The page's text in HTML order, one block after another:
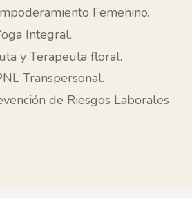
Femenino.
Integral.
y Terapeuta floral.
Transpersonal.
de Riesgos Laborales